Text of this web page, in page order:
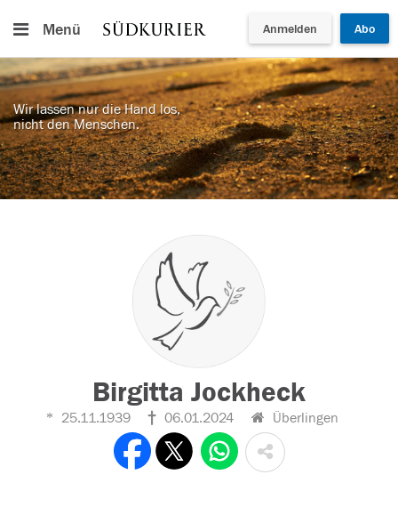
Menü Anmelden Abo
Wir lassen nur die Hand los,
nicht den Menschen.
Birgitta Jockheck
25.11.1939 06.01.2024 Überlingen